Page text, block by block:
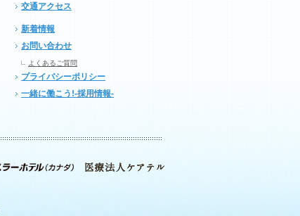
交通アクセス
新着情報
お問い合わせ
よくあるご質問
プライバシーポリシー
一緒に働こう!-採用情報-